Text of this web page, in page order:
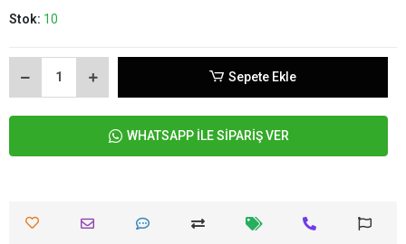
Stok: 10
Sepete Ekle
WHATSAPP İLE SİPARİŞ VER